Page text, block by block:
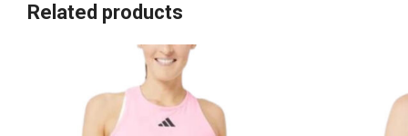
Related products